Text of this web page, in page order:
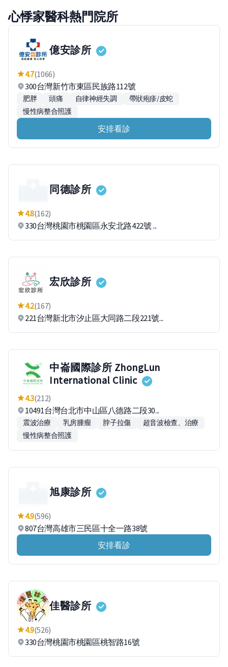
心悸家醫科熱門院所
億安診所
4.7(1066)
300台灣新竹市東區民族路112號
肥胖 頭痛 自律神經失調
帶狀疱疹/皮蛇
慢性病整合照護
安排看診
同德診所
4.8(162)
330台灣桃園市桃園區永安北路422號 ...
宏欣診所
4.2(167)
221台灣新北市汐止區大同路二段221號...
中崙國際診所 ZhongLun
International Clinic
4.3(212)
10491台灣台北市中山區八德路二段30...
震波治療 乳房腫瘤 脖子拉傷
超音波檢查、治療
慢性病整合照護
旭康診所
4.9(596)
807台灣高雄市三民區十全一路38號
安排看診
佳醫診所
4.9(526)
330台灣桃園市桃園區桃智路16號